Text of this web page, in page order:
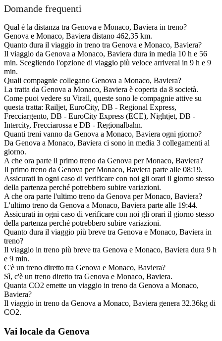
Domande frequenti
Qual è la distanza tra Genova e Monaco, Baviera in treno?
Genova e Monaco, Baviera distano 462,35 km.
Quanto dura il viaggio in treno tra Genova e Monaco, Baviera?
Il viaggio da Genova a Monaco, Baviera dura in media 10 h e 56
min. Scegliendo l'opzione di viaggio più veloce arriverai in 9 h e 9
min.
Quali compagnie collegano Genova a Monaco, Baviera?
La tratta da Genova a Monaco, Baviera è coperta da 8 società.
Come puoi vedere su Virail, queste sono le compagnie attive su
questa tratta: Railjet, EuroCity, DB - Regional Express,
Frecciargento, DB - EuroCity Express (ECE), Nightjet, DB -
Intercity, Frecciarossa e DB - Regionalbahn.
Quanti treni vanno da Genova a Monaco, Baviera ogni giorno?
Da Genova a Monaco, Baviera ci sono in media 3 collegamenti al
giorno.
A che ora parte il primo treno da Genova per Monaco, Baviera?
Il primo treno da Genova per Monaco, Baviera parte alle 08:19.
Assicurati in ogni caso di verificare con noi gli orari il giorno stesso
della partenza perché potrebbero subire variazioni.
A che ora parte l'ultimo treno da Genova per Monaco, Baviera?
L'ultimo treno da Genova a Monaco, Baviera parte alle 19:44.
Assicurati in ogni caso di verificare con noi gli orari il giorno stesso
della partenza perché potrebbero subire variazioni.
Quanto dura il viaggio più breve tra Genova e Monaco, Baviera in
treno?
Il viaggio in treno più breve tra Genova e Monaco, Baviera dura 9 h
e 9 min.
C'è un treno diretto tra Genova e Monaco, Baviera?
Sì, c'è un treno diretto tra Genova e Monaco, Baviera.
Quanta CO2 emette un viaggio in treno da Genova a Monaco,
Baviera?
Il viaggio in treno da Genova a Monaco, Baviera genera 32.36kg di
CO2.
Vai locale da Genova